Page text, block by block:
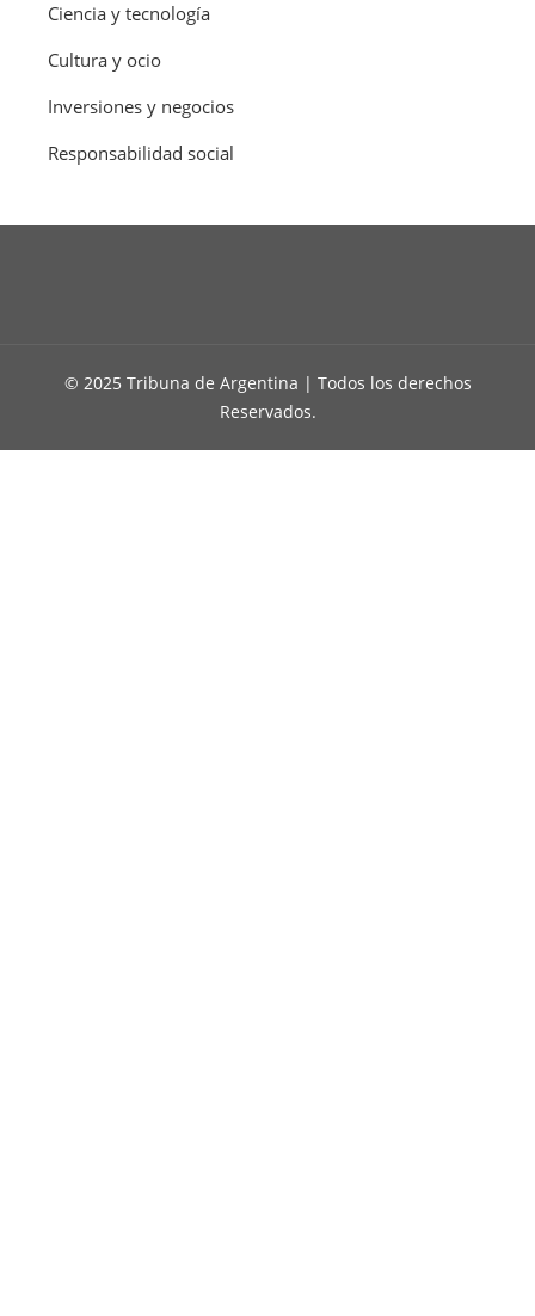
Ciencia y tecnología
Cultura y ocio
Inversiones y negocios
Responsabilidad social
© 2025 Tribuna de Argentina | Todos los derechos
Reservados.